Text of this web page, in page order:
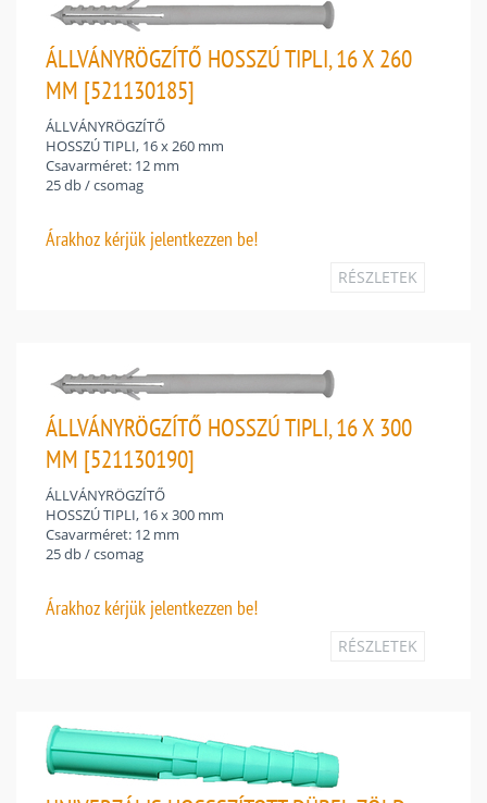
ÁLLVÁNYRÖGZÍTŐ HOSSZÚ TIPLI, 16 X 260
MM [521130185]
ÁLLVÁNYRÖGZÍTŐ
HOSSZÚ TIPLI, 16 x 260 mm
Csavarméret: 12 mm
25 db / csomag
Árakhoz kérjük jelentkezzen be!
RÉSZLETEK
ÁLLVÁNYRÖGZÍTŐ HOSSZÚ TIPLI, 16 X 300
MM [521130190]
ÁLLVÁNYRÖGZÍTŐ
HOSSZÚ TIPLI, 16 x 300 mm
Csavarméret: 12 mm
25 db / csomag
Árakhoz kérjük jelentkezzen be!
RÉSZLETEK